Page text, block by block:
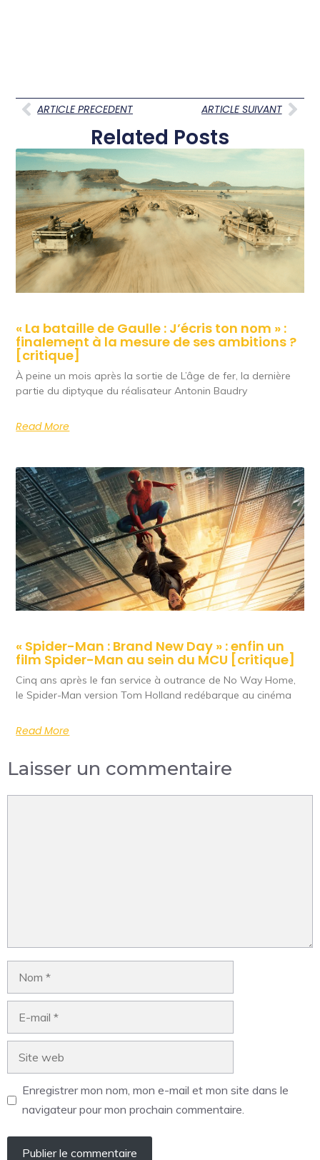
ARTICLE PRECEDENT ARTICLE SUIVANT
Related Posts
« La bataille de Gaulle : J’écris ton nom » :
finalement à la mesure de ses ambitions ?
[critique]
À peine un mois après la sortie de L’âge de fer, la dernière
partie du diptyque du réalisateur Antonin Baudry
Read More
« Spider-Man : Brand New Day » : enfin un
film Spider-Man au sein du MCU [critique]
Cinq ans après le fan service à outrance de No Way Home,
le Spider-Man version Tom Holland redébarque au cinéma
Read More
Laisser un commentaire
Enregistrer mon nom, mon e-mail et mon site dans le
navigateur pour mon prochain commentaire.